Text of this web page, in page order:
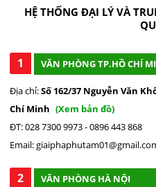
HỆ THỐNG ĐẠI LÝ VÀ
1 VĂN PHÒNG TP.HỒ CHÍ
Địa chỉ:Số 162/37 Nguyễn Văn
Chí Minh (Xem bản đồ)
ĐT: 028 7300 9973 - 0896 443 868
Email:
2 VĂN PHÒNG HÀ NỘI